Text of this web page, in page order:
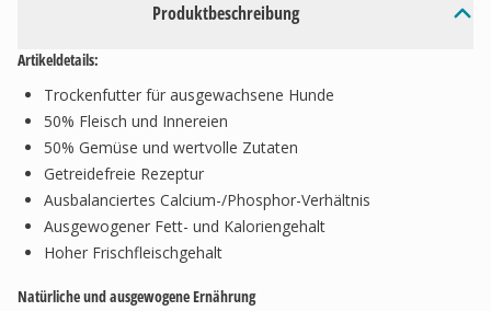
Produktbeschreibung
Artikeldetails:
Trockenfutter für ausgewachsene Hunde
50% Fleisch und Innereien
50% Gemüse und wertvolle Zutaten
Getreidefreie Rezeptur
Ausbalanciertes Calcium-/Phosphor-Verhältnis
Ausgewogener Fett- und Kaloriengehalt
Hoher Frischfleischgehalt
Natürliche und ausgewogene Ernährung